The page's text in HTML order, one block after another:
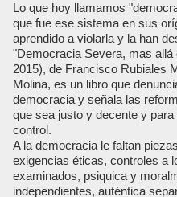
Lo que hoy llamamos
que fue ese sistema en sus
aprendido a violarla y la han
"Democracia Severa, mas allá
2015), de Francisco Rubiales
Molina, es un libro que
democracia y señala las
que sea justo y decente y
control.
A la democracia le faltan
exigencias éticas, controles a
examinados, psiquica y
independientes, auténtica